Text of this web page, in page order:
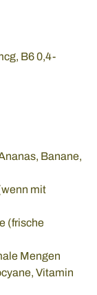
B6 0,4-
Banane,
mit
(frische
Mengen
Vitamin